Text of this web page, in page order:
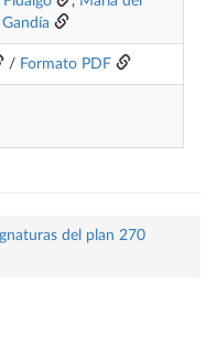
/ Formato PDF
del plan 270